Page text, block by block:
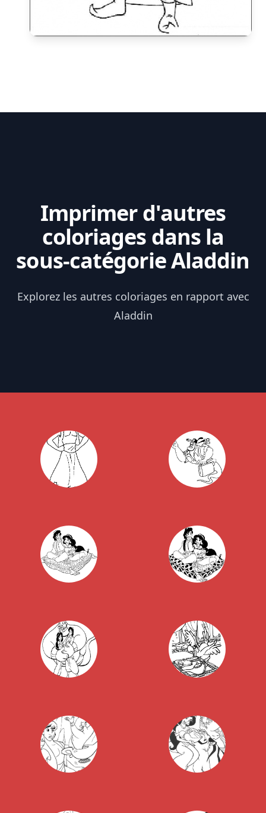
Imprimer d'autres
coloriages dans la
sous-catégorie Aladdin
Explorez les autres coloriages en rapport avec
Aladdin